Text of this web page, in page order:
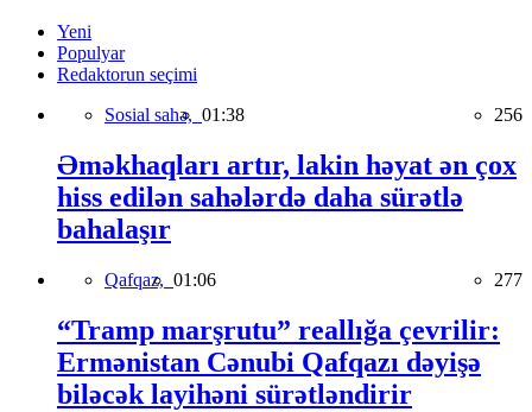
Yeni
Populyar
Redaktorun seçimi
Sosial sahə, 01:38 256
Əməkhaqları artır, lakin həyat ən çox
hiss edilən sahələrdə daha sürətlə
bahalaşır
Qafqaz, 01:06 277
“Tramp marşrutu” reallığa çevrilir:
Ermənistan Cənubi Qafqazı dəyişə
biləcək layihəni sürətləndirir